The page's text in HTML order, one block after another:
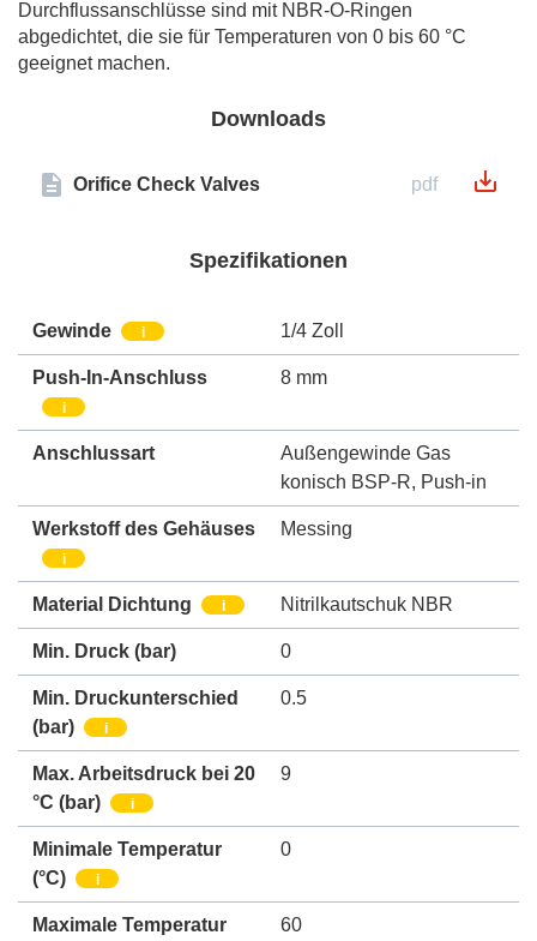
Durchflussanschlüsse sind mit NBR-O-Ringen
abgedichtet, die sie für Temperaturen von 0 bis 60 °C
geeignet machen.
Downloads
Orifice Check Valves pdf
Spezifikationen
Gewinde i 1/4 Zoll
Push-In-Anschluss
i
8 mm
Anschlussart
Außengewinde Gas
konisch BSP-R, Push-in
Werkstoff des Gehäuses
i
Messing
Material Dichtung i Nitrilkautschuk NBR
Min. Druck (bar) 0
Min. Druckunterschied
(bar)
i
0.5
Max. Arbeitsdruck bei 20
°C (bar)
i
9
Minimale Temperatur
(°C)
i
0
Maximale Temperatur
60